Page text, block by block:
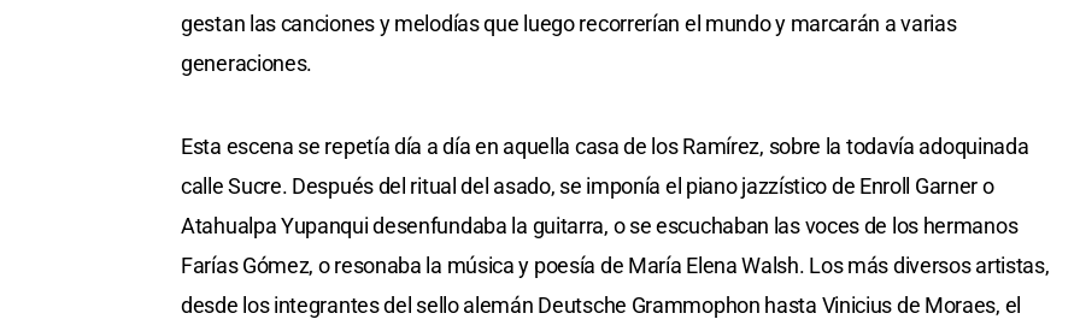
gestan las canciones y melodías que luego recorrerían el mundo y marcarán a varias
generaciones.
Esta escena se repetía día a día en aquella casa de los Ramírez, sobre la todavía adoquinada
calle Sucre. Después del ritual del asado, se imponía el piano jazzístico de Enroll Garner o
Atahualpa Yupanqui desenfundaba la guitarra, o se escuchaban las voces de los hermanos
Farías Gómez, o resonaba la música y poesía de María Elena Walsh. Los más diversos artistas,
desde los integrantes del sello alemán Deutsche Grammophon hasta Vinicius de Moraes, el